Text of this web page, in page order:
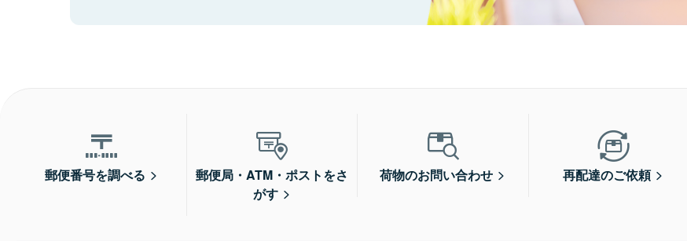
郵便番号を調べる
郵便局・ATM・ポストをさ
がす
荷物のお問い合わせ 再配達のご依頼